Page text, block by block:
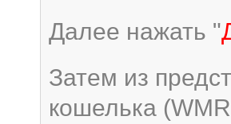
Далее нажать "
Затем из
кошелька